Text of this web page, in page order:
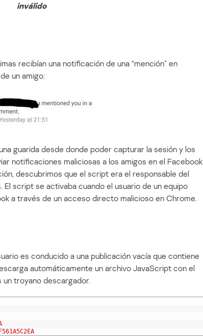
inválido
recibían una notificación de una “mención” en
un amigo:
guarida desde donde poder capturar la sesión y los
notificaciones maliciosas a los amigos en el Facebook
descubrimos que el script era el responsable del
script se activaba cuando el usuario de un equipo
a través de un acceso directo malicioso en Chrome.
es conducido a una publicación vacía que contiene
automáticamente un archivo JavaScript con el
un troyano descargador.